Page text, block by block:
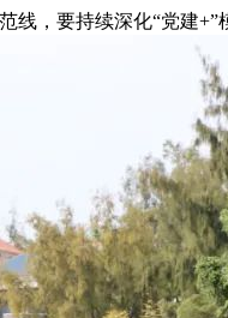
，要持续深化“党建+”